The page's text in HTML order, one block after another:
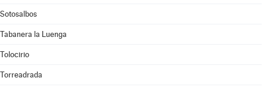
Sotosalbos
Tabanera la Luenga
Tolocirio
Torreadrada